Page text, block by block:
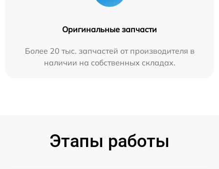
Оригинальные запчасти
Более 20 тыс. запчастей от производителя в
наличии на собственных складах.
Этапы работы